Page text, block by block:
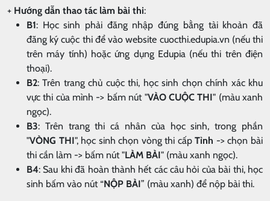
+ Hướng dẫn thao tác làm bài thi:
B1: Học sinh phải đăng nhập đúng bằng tài khoản đã
đăng ký cuộc thi để vào website cuocthi.edupia.vn (nếu thi
trên máy tính) hoặc ứng dụng Edupia (nếu thi trên điện
thoại).
B2: Trên trang chủ cuộc thi, học sinh chọn chính xác khu
vực thi của mình -> bấm nút "VÀO CUỘC THI" (màu xanh
ngọc).
B3: Trên trang thi cá nhân của học sinh, trong phần
"VÒNG THI", học sinh chọn vòng thi cấpTỉnh -> chọn bài
thi cần làm -> bấm nút "LÀM BÀI" (màu xanh ngọc).
B4: Sau khi đã hoàn thành hết các câu hỏi của bài thi, học
sinh bấm vào nút “NỘP BÀI” (màu xanh) để nộp bài thi.